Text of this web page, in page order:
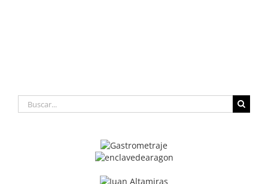
Buscar: